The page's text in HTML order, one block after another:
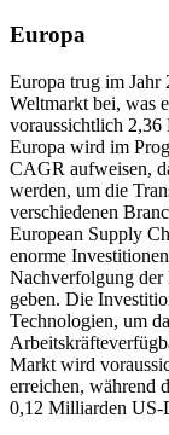
Europa
Europa trug im
Weltmarkt bei, was
voraussichtlich
Europa wird im
CAGR aufweisen,
werden, um die
verschiedenen
European Supply
enorme
Nachverfolgung der
geben. Die
Technologien, um
Markt wird
erreichen, während
0,12 Milliarden US-